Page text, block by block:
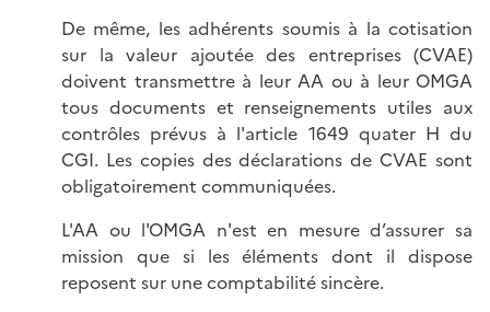
De même, les adhérents soumis à la cotisation
sur la valeur ajoutée des entreprises (CVAE)
doivent transmettre à leur AA ou à leur OMGA
tous documents et renseignements utiles aux
contrôles prévus à l'article 1649 quater H du
CGI. Les copies des déclarations de CVAE sont
obligatoirement communiquées.
L'AA ou l'OMGA n'est en mesure d’assurer sa
mission que si les éléments dont il dispose
reposent sur une comptabilité sincère.